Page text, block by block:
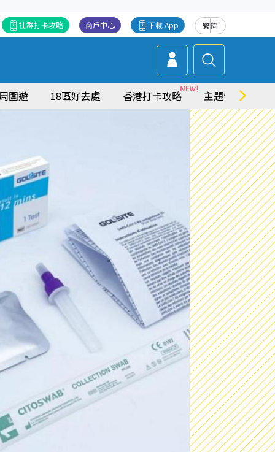
繁简
下載 App
商戶中心
社群打卡攻略
圍遊 18區好去處 香港打卡攻略 主題特集